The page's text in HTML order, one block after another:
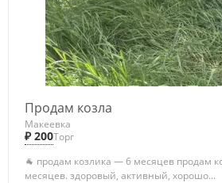
Продам козла
Макеевка
₽ 200Торг
🐐 продам козлика — 6 месяцев продам
месяцев. здоровый, активный, хорошо...